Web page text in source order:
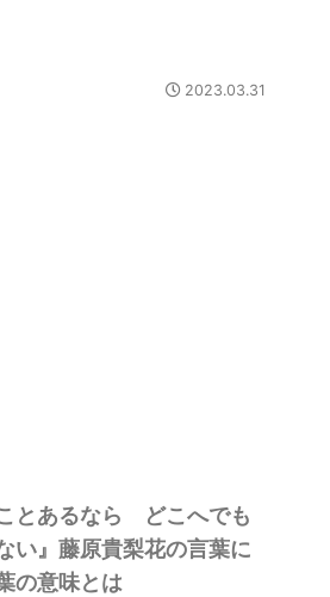
2023.03.31
とあるなら どこへでも
い』藤原貴梨花の言葉に
の意味とは